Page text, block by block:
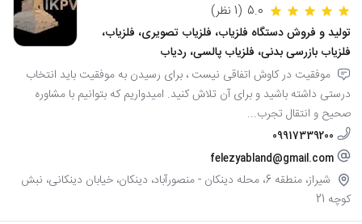
5.0 (1 نظر)
تولید و فروش دستگاه فلزیاب، فلزیاب تصویری، فلزیاب،
فلزیاب بازرسی بدنی، فلزیاب پالسی، ردیاب
موفقیت در کاوش اتفاقی نیست ، برای رسیدن به موفقیت باید انتخاب
درستی داشته باشید و برای آن تلاش کنید. امیدواریم که بتوانیم با مشاوره
صحیح و انتقال تجرب...
09917339200
felezyabland@gmail.com
شیراز، منطقه 6، محله دینکان - منصورآباد، دینکان، خیابان دینکانی، نبش
کوچه 21